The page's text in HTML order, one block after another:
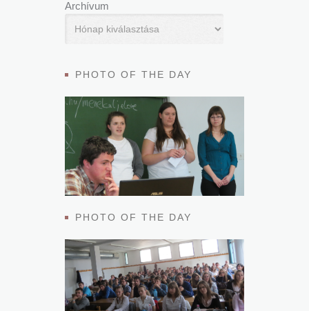
Archívum
PHOTO OF THE DAY
PHOTO OF THE DAY